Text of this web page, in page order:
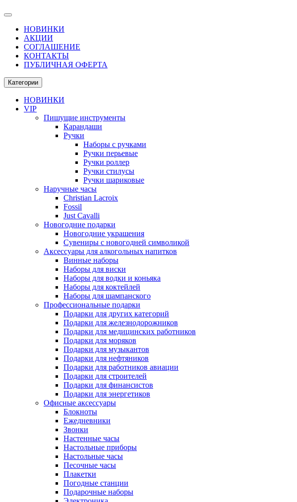
НОВИНКИ
АКЦИИ
СОГЛАШЕНИЕ
КОНТАКТЫ
ПУБЛИЧНАЯ ОФЕРТА
Категории
НОВИНКИ
VIP
Пишущие инструменты
Карандаши
Ручки
Наборы с ручками
Ручки перьевые
Ручки роллер
Ручки стилусы
Ручки шариковые
Наручные часы
Christian Lacroix
Fossil
Just Cavalli
Новогодние подарки
Новогодние украшения
Сувениры с новогодней символикой
Аксессуары для алкогольных напитков
Винные наборы
Наборы для виски
Наборы для водки и коньяка
Наборы для коктейлей
Наборы для шампанского
Профессиональные подарки
Подарки для других категорий
Подарки для железнодорожников
Подарки для медицинских работников
Подарки для моряков
Подарки для музыкантов
Подарки для нефтяников
Подарки для работников авиации
Подарки для строителей
Подарки для финансистов
Подарки для энергетиков
Офисные аксессуары
Блокноты
Ежедневники
Звонки
Настенные часы
Настольные приборы
Настольные часы
Песочные часы
Плакетки
Погодные станции
Подарочные наборы